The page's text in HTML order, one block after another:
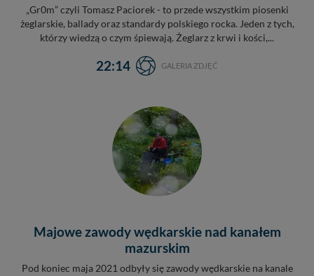
„Gr0m” czyli Tomasz Paciorek - to przede wszystkim piosenki
żeglarskie, ballady oraz standardy polskiego rocka. Jeden z tych,
którzy wiedzą o czym śpiewają. Żeglarz z krwi i kości,...
22:14 GALERIA ZDJĘĆ
Majowe zawody wędkarskie nad kanałem
mazurskim
Pod koniec maja 2021 odbyły się zawody wędkarskie na kanale